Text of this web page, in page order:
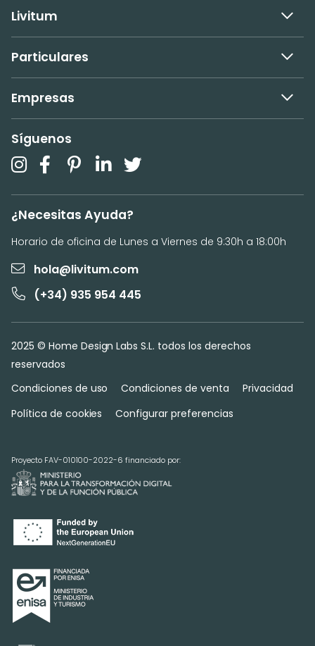
Livitum
Particulares
Empresas
Síguenos
¿Necesitas Ayuda?
Horario de oficina de Lunes a Viernes de 9:30h a 18:00h
hola@livitum.com
(+34) 935 954 445
2025 © Home Design Labs S.L. todos los derechos
reservados
Condiciones de uso
Condiciones de venta
Privacidad
Política de cookies
Configurar preferencias
Proyecto FAV-010100-2022-6 financiado por: